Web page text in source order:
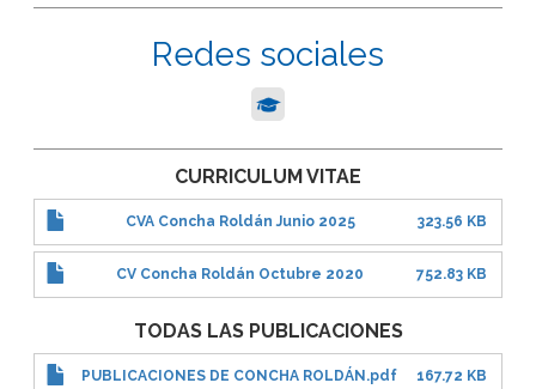
Redes sociales
CURRICULUM VITAE
CVA Concha Roldán Junio 2025 323.56 KB
CV Concha Roldán Octubre 2020 752.83 KB
TODAS LAS PUBLICACIONES
PUBLICACIONES DE CONCHA ROLDÁN.pdf 167.72 KB